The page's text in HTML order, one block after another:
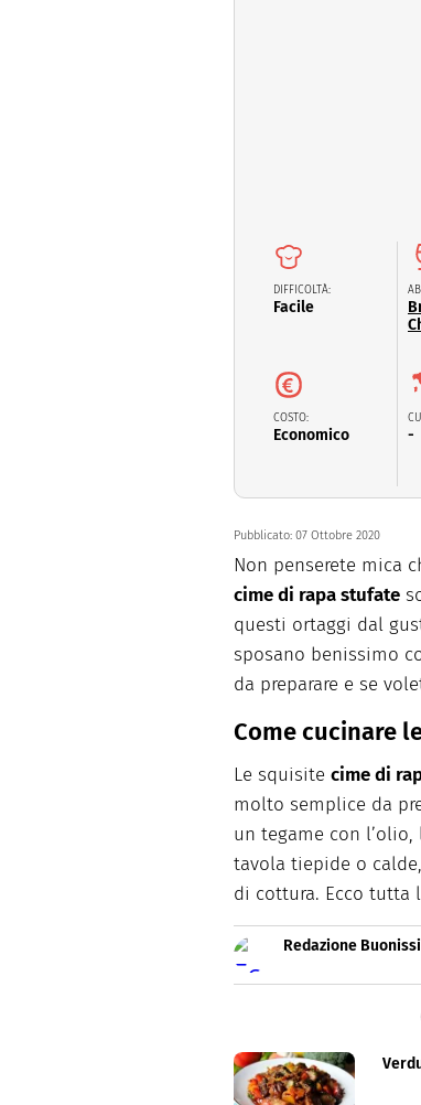
DIFFICOLTÀ:
Facile
COSTO:
Economico -
Pubblicato: 07 Ottobre 2020
Non penserete mica
cime di rapa stufate
questi ortaggi dal
sposano benissimo
da preparare e se
Come cucinare
Le squisite cime di
molto semplice da
un tegame con
tavola tiepide o
di cottura. Ecco tutta
Redazione
Buonissimo è il
facili e spiegate